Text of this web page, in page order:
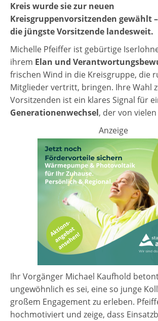
Kreis wurde sie zur neuen
Kreisgruppenvorsitzenden gewählt
die jüngste Vorsitzende landesweit.
Michelle Pfeiffer ist gebürtige
ihrem Elan und
frischen Wind in die Kreisgruppe, die
Mitglieder vertritt, bringen. Ihre Wahl
Vorsitzenden ist ein klares Signal für
Generationenwechsel, der von
Anzeige
Ihr Vorgänger Michael Kaufhold
ungewöhnlich es sei, eine so junge
großem Engagement zu erleben.
hochmotiviert und zeige, dass